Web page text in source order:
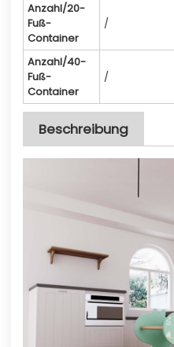
Anzahl/20-
Fuß-
Container
/
Anzahl/40-
Fuß-
Container
/
Beschreibung